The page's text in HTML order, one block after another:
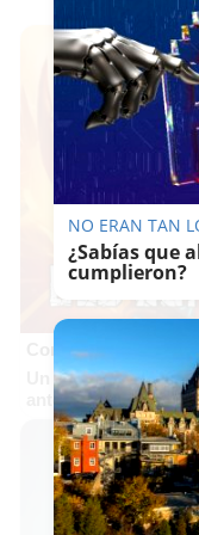
Corepunk MMORPG
Un verdadero
antes, pero mejor!
NO ERAN TAN
¿Sabías que
cumplieron?